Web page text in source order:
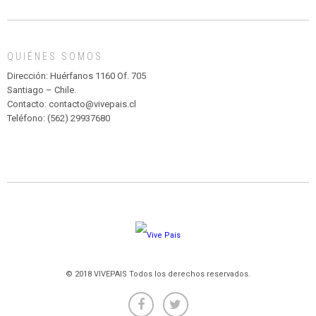
MADAGASCAR
PARQUE
HURATDO
QUIÉNES SOMOS
Dirección: Huérfanos 1160 Of. 705
Santiago – Chile.
Contacto: contacto@vivepais.cl
Teléfono: (562) 29937680
© 2018 VIVEPAIS Todos los derechos reservados.